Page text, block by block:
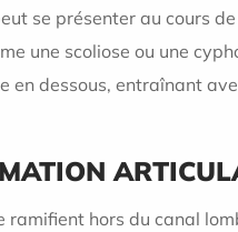
se présenter au cours
une scoliose ou une
en dessous, entraînant
ramifient hors du canal